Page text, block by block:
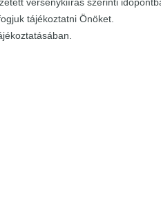
versenykiírás szerinti
tájékoztatni Önöket.